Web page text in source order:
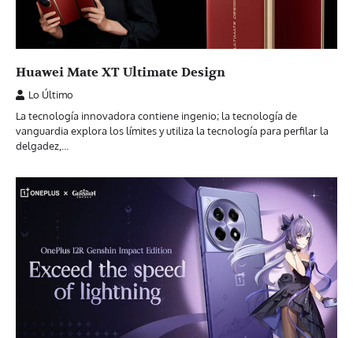
Huawei Mate XT Ultimate Design
Lo Último
La tecnología innovadora contiene ingenio; la tecnología de
vanguardia explora los límites y utiliza la tecnología para perfilar la
delgadez,…